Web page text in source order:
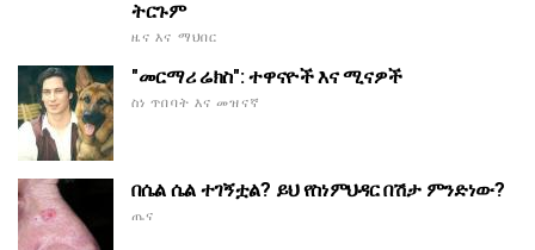
ትርጉም
ዜና እና ማህበር
"መርማሪ ሬክስ": ተዋናዮች እና ሚናዎች
ስነ ጥበባት እና መዝናኛ
በሴል ሴል ተገኝቷል? ይህ የስነምህዳር በሽታ ምንድነው?
ጤና